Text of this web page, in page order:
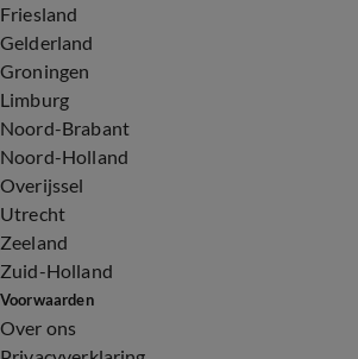
Friesland
Gelderland
Groningen
Limburg
Noord-Brabant
Noord-Holland
Overijssel
Utrecht
Zeeland
Zuid-Holland
Voorwaarden
Over ons